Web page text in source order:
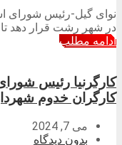
نوای گیل-رئیس شورای
در شهر رشت قرار دهد
ادامه مطلب
کارگرنیا رئیس
کارگران خدوم
می 7, 2024
بدون دیدگاه